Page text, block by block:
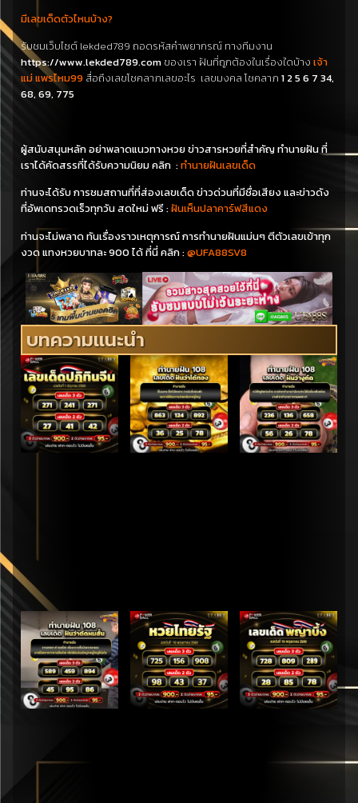
มีเลขเด็ดตัวไหนบ้าง?
รับชมเว็บไซต์ lekded789 ถอดรหัสคำพยากรณ์ ทางทีมงาน
https://www.lekded789.com ของเรา ฝันที่ถูกต้องในเรื่องใดบ้าง เจ้า
แม่ แพรไหม99 สื่อถึงเลขโชคลาภเลขอะไร เลขมงคล โชคลาภ 1 2 5 6 7 34,
68, 69, 775
ผู้สนับสนุนหลัก อย่าพลาดแนวทางหวย ข่าวสารหวยที่สำคัญ ทำนายฝัน ที่
เราได้คัดสรรที่ได้รับความนิยม คลิก :ทำนายฝันเลขเด็ด
ท่านจะได้รับ การชมสถานที่ที่ส่องเลขเด็ด ข่าวด่วนที่มีชื่อเสียง และข่าวดัง
ที่อัพเดทรวดเร็วทุกวัน สดใหม่ ฟรี :ฝันเห็นปลาคาร์ฟสีแดง
ท่านจะไม่พลาด ทันเรื่องราวเหตุการณ์ การทำนายฝันแม่นๆ ตีตัวเลขเข้าทุก
งวด แทงหวยบาทละ 900 ได้ ที่นี่ คลิก :@UFA88SV8
บทความแนะนำ